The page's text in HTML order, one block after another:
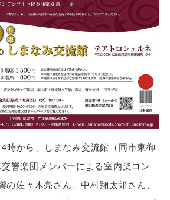
時から、しまなみ交流館（同市東御
響楽団メンバーによる室内楽コン
の佐々木亮さん、中村翔太郎さん、